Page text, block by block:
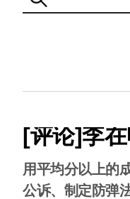
[评论]李
用平均分以上的
公诉、制定防弹